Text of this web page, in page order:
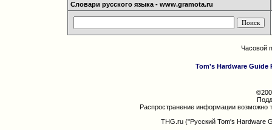
Словари русского языка - www.gramota.ru
Часовой
Tom's Hardware Guide
Распространение информации возможно
THG.ru ("Русский Tom's Hardware